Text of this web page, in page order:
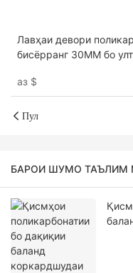
Лавҳаи девори
бисёрранг 30MM бо
аз $
Пул
БАРОИ ШУМО ТАЪЛИМ